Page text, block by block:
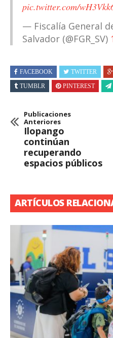
pic.twitter.com/
— Fiscalía General
Salvador (@FGR_SV)
FACEBOOK TWITTER
TUMBLR
PINTEREST
Publicaciones
Anteriores
Ilopango
continúan
recuperando
espacios públicos
ARTÍCULOS